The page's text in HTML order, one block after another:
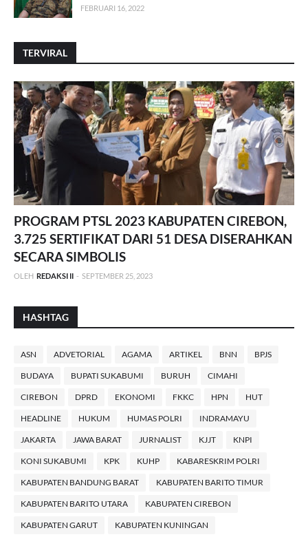
FEBRUARI 16, 2022
TERVIRAL
PROGRAM PTSL 2023 KABUPATEN CIREBON,
3.725 SERTIFIKAT DARI 51 DESA DISERAHKAN
SECARA SIMBOLIS
OLEH REDAKSI II - SEPTEMBER 25, 2023
HASHTAG
ASN ADVETORIAL AGAMA ARTIKEL BNN BPJS
BUDAYA BUPATI SUKABUMI BURUH CIMAHI
CIREBON DPRD EKONOMI FKKC HPN HUT
HEADLINE HUKUM HUMAS POLRI INDRAMAYU
JAKARTA JAWA BARAT JURNALIST KJJT KNPI
KONI SUKABUMI KPK KUHP KABARESKRIM POLRI
KABUPATEN BANDUNG BARAT KABUPATEN BARITO TIMUR
KABUPATEN BARITO UTARA KABUPATEN CIREBON
KABUPATEN GARUT KABUPATEN KUNINGAN